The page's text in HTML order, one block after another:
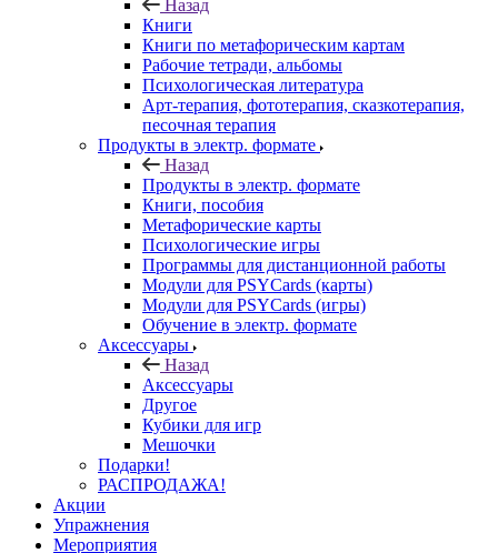
Назад
Книги
Книги по метафорическим картам
Рабочие тетради, альбомы
Психологическая литература
Арт-терапия, фототерапия, сказкотерапия,
песочная терапия
Продукты в электр. формате
Назад
Продукты в электр. формате
Книги, пособия
Метафорические карты
Психологические игры
Программы для дистанционной работы
Модули для PSYCards (карты)
Модули для PSYCards (игры)
Обучение в электр. формате
Аксессуары
Назад
Аксессуары
Другое
Кубики для игр
Мешочки
Подарки!
РАСПРОДАЖА!
Акции
Упражнения
Мероприятия